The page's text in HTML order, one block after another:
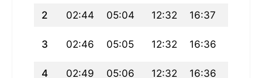
2 02:44 05:04 12:32 16:37
3 02:46 05:05 12:32 16:36
4 02:49 05:06 12:32 16:36